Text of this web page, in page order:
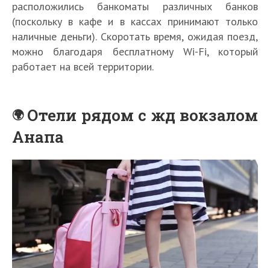
расположились банкоматы различных банков
(поскольку в кафе и в кассах принимают только
наличные деньги). Скоротать время, ожидая поезд,
можно благодаря бесплатному Wi-Fi, который
работает на всей территории.
Отели рядом с жд вокзалом
Анапа